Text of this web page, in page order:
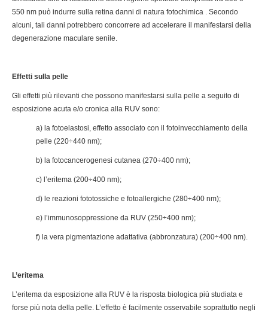
550 nm può indurre sulla retina danni di natura fotochimica . Secondo
alcuni, tali danni potrebbero concorrere ad accelerare il manifestarsi della
degenerazione maculare senile.
Effetti sulla pelle
Gli effetti più rilevanti che possono manifestarsi sulla pelle a seguito di
esposizione acuta e/o cronica alla RUV sono:
a) la fotoelastosi, effetto associato con il fotoinvecchiamento della
pelle (220÷440 nm);
b) la fotocancerogenesi cutanea (270÷400 nm);
c) l’eritema (200÷400 nm);
d) le reazioni fototossiche e fotoallergiche (280÷400 nm);
e) l’immunosoppressione da RUV (250÷400 nm);
f) la vera pigmentazione adattativa (abbronzatura) (200÷400 nm).
L’eritema
L’eritema da esposizione alla RUV è la risposta biologica più studiata e
forse più nota della pelle. L’effetto è facilmente osservabile soprattutto negli